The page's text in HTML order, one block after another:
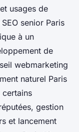
usages de
senior Paris
à un
de
webmarketing
naturel Paris
certains
gestion
et lancement